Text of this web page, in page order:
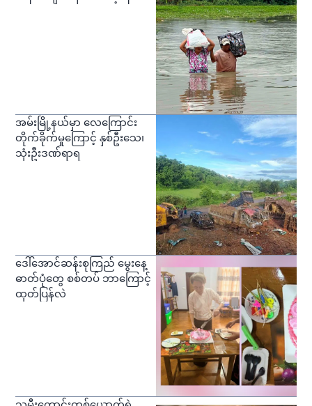
အမ်းမြို့နယ်မှာ လေကြောင်း
တိုက်ခိုက်မှုကြောင့် နှစ်ဦးသေ၊
သုံးဦးဒဏ်ရာရ
ဒေါ်အောင်ဆန်းစုကြည် မွေးနေ့
ဓာတ်ပုံတွေ စစ်တပ် ဘာကြောင့်
ထုတ်ပြန်လဲ